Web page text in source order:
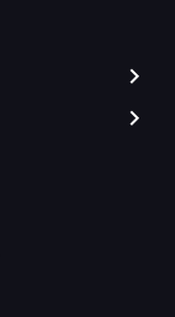
arrow_forward_ios
arrow_forward_ios